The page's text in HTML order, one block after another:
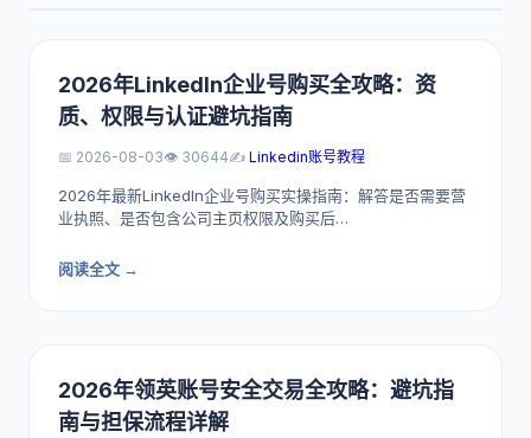
2026年LinkedIn企业号购买全攻略：资
质、权限与认证避坑指南
📅 2026-08-03👁️ 30644✍️ Linkedin账号教程
2026年最新LinkedIn企业号购买实操指南：解答是否需要营
业执照、是否包含公司主页权限及购买后…
阅读全文 →
2026年领英账号安全交易全攻略：避坑指
南与担保流程详解